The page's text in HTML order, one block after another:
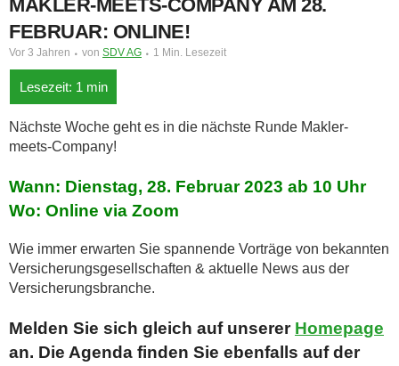
MAKLER-MEETS-COMPANY AM 28.
FEBRUAR: ONLINE!
Vor 3 Jahren von SDV AG 1 Min. Lesezeit
Nächste Woche geht es in die nächste Runde Makler-
meets-Company!
Wann: Dienstag, 28. Februar 2023 ab 10 Uhr
Wo: Online via Zoom
Wie immer erwarten Sie spannende Vorträge von bekannten
Versicherungsgesellschaften & aktuelle News aus der
Versicherungsbranche.
Melden Sie sich gleich auf unserer Homepage
an. Die Agenda finden Sie ebenfalls auf der